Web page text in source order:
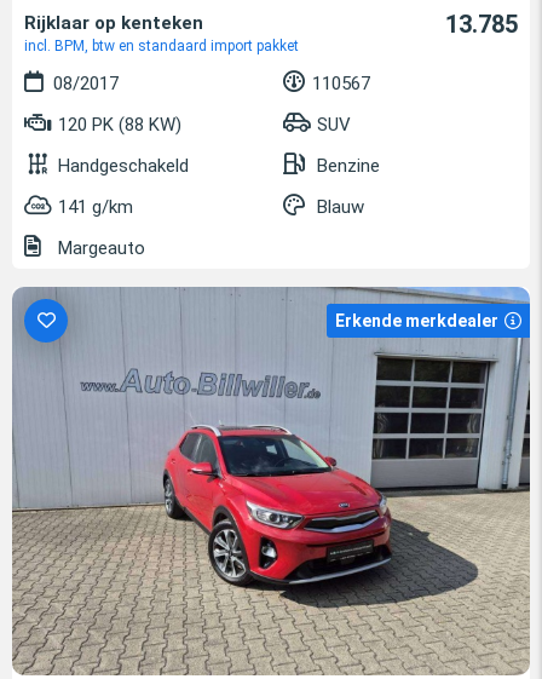
Rijklaar op kenteken
incl. BPM, btw en standaard import pakket
13.785
08/2017
110567
120 PK (88 KW)
SUV
Handgeschakeld
Benzine
141 g/km
Blauw
Margeauto
Erkende merkdealer